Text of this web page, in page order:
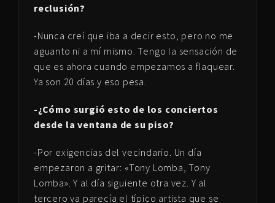
reclusión?
-Nunca creí que iba a decir esto, pero no me
aguanto ni a mí mismo. Tengo la sensación de
que es ahora cuando empezamos a flaquear.
Ya son 20 días y eso pesa.
­-¿Cómo surgió esto de los conciertos
desde la ventana de su piso?
-Por exigencias del vecindario. Un día
empezaron a gritar: «Tony Lomba, Tony
Lomba». Y al día siguiente otra vez. Y al
tercero ya parecía el típico artista que se